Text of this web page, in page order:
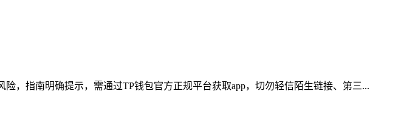
，指南明确提示，需通过TP钱包官方正规平台获取app，切勿轻信陌生链接、第三...